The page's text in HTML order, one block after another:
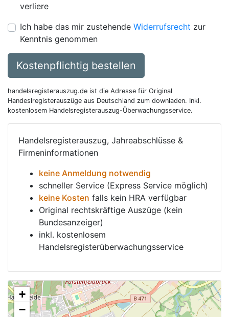
verliere
Ich habe das mir zustehende Widerrufsrecht zur
Kenntnis genommen
Kostenpflichtig bestellen
handelsregisterauszug.de ist die Adresse für Original
Handeslregisterauszüge aus Deutschland zum downladen. Inkl.
kostenlosem Handelsregisterauszug-Überwachungsservice.
Handelsregisterauszug, Jahreabschlüsse &
Firmeninformationen
keine Anmeldung notwendig
schneller Service (Express Service möglich)
keine Kosten falls kein HRA verfügbar
Original rechtskräftige Auszüge (kein
Bundesanzeiger)
inkl. kostenlosem
Handelsregisterüberwachungsservice
+
−